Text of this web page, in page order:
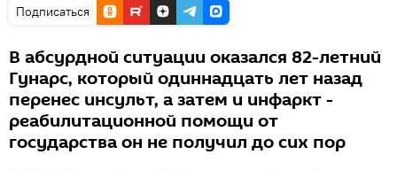
Подписаться
В абсурдной ситуации оказался 82-летний
Гунарс, который одиннадцать лет назад
перенес инсульт, а затем и инфаркт -
реабилитационной помощи от
государства он не получил до сих пор